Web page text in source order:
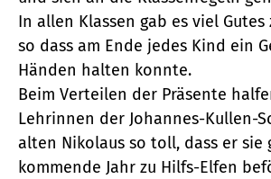
In allen Klassen gab es viel
so dass am Ende jedes Kind ein
Händen halten konnte.
Beim Verteilen der Präsente
Lehrinnen der Johannes-Kullen-
alten Nikolaus so toll, dass er sie
kommende Jahr zu Hilfs-Elfen